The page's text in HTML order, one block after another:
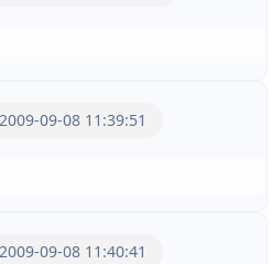
2009-09-08 11:39:51
2009-09-08 11:40:41